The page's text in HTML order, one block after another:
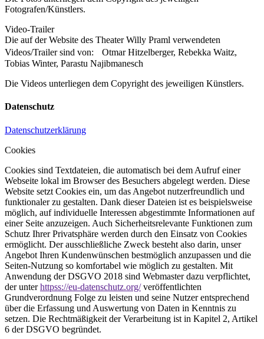
Fotografen/Künstlers.
Video-Trailer
Die auf der Website des Theater Willy Praml verwendeten
Videos/Trailer sind von: Otmar Hitzelberger, Rebekka Waitz,
Tobias Winter, Parastu Najibmanesch
Die Videos unterliegen dem Copyright des jeweiligen Künstlers.
Datenschutz
Datenschutzerklärung
Cookies
Cookies sind Textdateien, die automatisch bei dem Aufruf einer
Webseite lokal im Browser des Besuchers abgelegt werden. Diese
Website setzt Cookies ein, um das Angebot nutzerfreundlich und
funktionaler zu gestalten. Dank dieser Dateien ist es beispielsweise
möglich, auf individuelle Interessen abgestimmte Informationen auf
einer Seite anzuzeigen. Auch Sicherheitsrelevante Funktionen zum
Schutz Ihrer Privatsphäre werden durch den Einsatz von Cookies
ermöglicht. Der ausschließliche Zweck besteht also darin, unser
Angebot Ihren Kundenwünschen bestmöglich anzupassen und die
Seiten-Nutzung so komfortabel wie möglich zu gestalten. Mit
Anwendung der DSGVO 2018 sind Webmaster dazu verpflichtet,
der unterhttpss://eu-datenschutz.org/veröffentlichten
Grundverordnung Folge zu leisten und seine Nutzer entsprechend
über die Erfassung und Auswertung von Daten in Kenntnis zu
setzen. Die Rechtmäßigkeit der Verarbeitung ist in Kapitel 2, Artikel
6 der DSGVO begründet.